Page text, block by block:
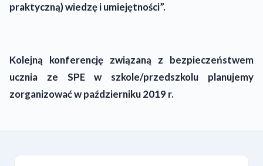
praktyczną) wiedzę i umiejętności”.
Kolejną konferencję związaną z bezpieczeństwem
ucznia ze SPE w szkole/przedszkolu planujemy
zorganizować w październiku 2019 r.